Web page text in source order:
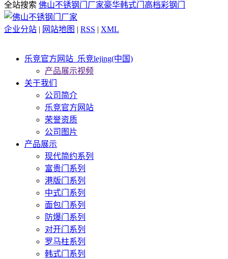
全站搜索 佛山不锈钢门厂家豪华韩式门 高档彩钢门
企业分站 | 网站地图 | RSS | XML
乐竞官方网站_乐竞lejing(中国)
产品展示视频
关于我们
公司简介
乐竞官方网站
荣誉资质
公司图片
产品展示
现代简约系列
富贵门系列
港版门系列
中式门系列
面包门系列
防爆门系列
对开门系列
罗马柱系列
韩式门系列